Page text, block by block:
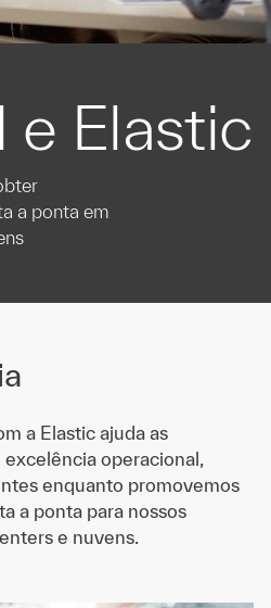
e Elastic
a ponta em
a Elastic ajuda as
operacional,
enquanto promovemos
a ponta para nossos
e nuvens.